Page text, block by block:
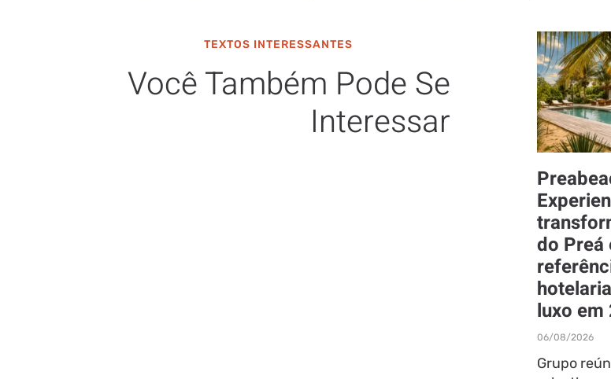
TEXTOS INTERESSANTES
Você Também Pode Se
Interessar
do Preá
luxo em
06/08/2026
Grupo